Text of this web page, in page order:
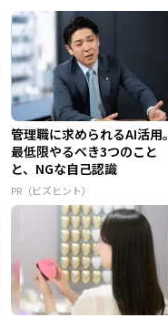
管理職に求められるAI活用。
最低限やるべき3つのこと
と、NGな自己認識
PR（ビズヒント）